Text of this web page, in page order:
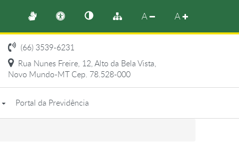
A A
(66) 3539-6231
Rua Nunes Freire, 12, Alto da Bela Vista,
Novo Mundo-MT Cep. 78.528-000
Portal da Previdência